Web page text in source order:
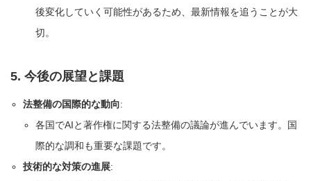
後変化していく可能性があるため、最新情報を追うことが大
切。
5. 今後の展望と課題
法整備の国際的な動向:
各国でAIと著作権に関する法整備の議論が進んでいます。国
際的な調和も重要な課題です。
技術的な対策の進展: